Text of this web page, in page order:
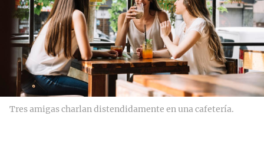
Tres amigas charlan distendidamente en una cafetería.